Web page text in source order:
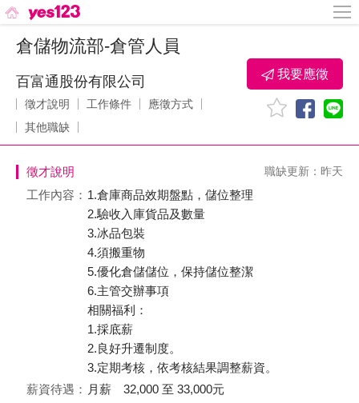
倉儲物流部-倉管人員
百富通股份有限公司
徵才說明 工作條件
應徵方式
其他職缺
我要應徵
徵才說明 職缺更新：昨天
工作內容： 1.倉庫商品效期盤點，儲位整理
2.驗收入庫貨品及數量
3.冰品包裝
4.須搬重物
5.優化倉儲儲位，保持儲位整潔
6.主管交辦事項
相關福利：
1.採底薪
2.良好升遷制度。
3.定期考核，依考核結果調整薪資。
薪資待遇： 月薪 32,000 至 33,000元